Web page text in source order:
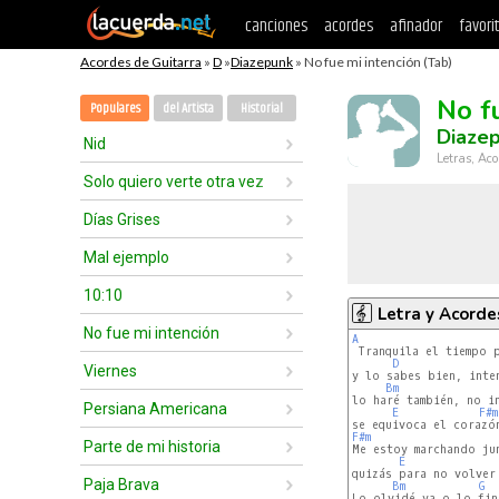
canciones acordes afinador
Acordes de Guitarra » D »Diazepunk » No fue mi intención (Tab)
Populares del Artista Historial
Nid
Solo quiero verte otra vez
Días Grises
Mal ejemplo
10:10
No fue mi intención
Viernes
Persiana Americana
Parte de mi historia
Paja Brava
No
Letras,
Letra y
A
Tranquila el tiempo
D
y lo sabes bien,
Bm
lo haré también, no
E
F#m
F#m
Me estoy marchando
E
quizás para no volver
Bm
G